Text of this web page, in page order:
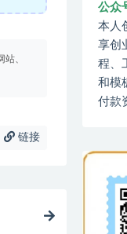
、
链接
公众
本人
享创
程、
和模
付款